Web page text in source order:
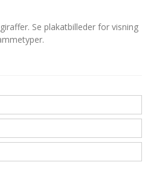
Se plakatbilleder for visning